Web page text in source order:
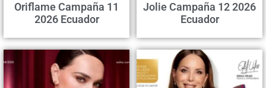
Oriflame Campaña 11
2026 Ecuador
Jolie Campaña 12 2026
Ecuador